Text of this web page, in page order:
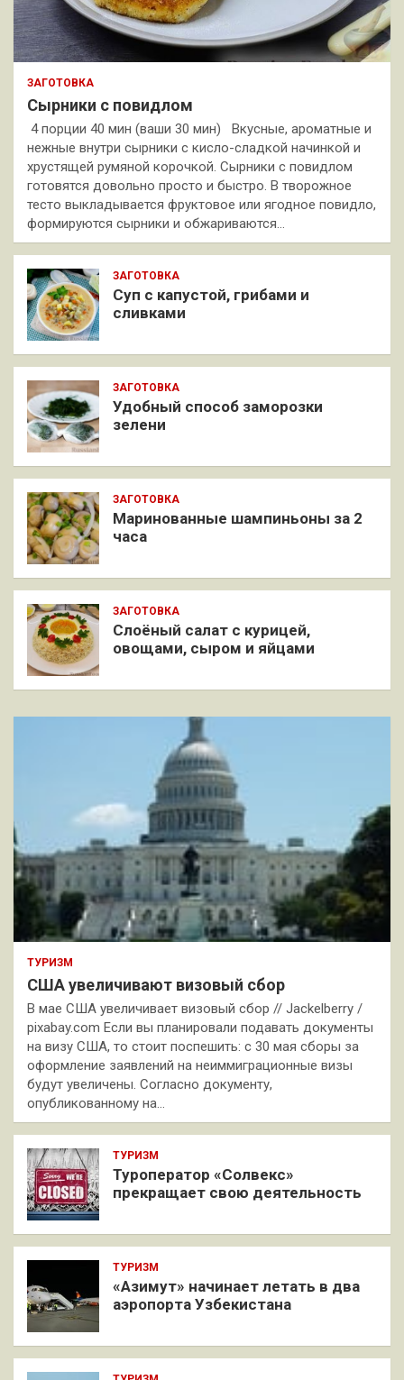
ЗАГОТОВКА
Сырники с повидлом
4 порции 40 мин (ваши 30 мин) Вкусные, ароматные и
нежные внутри сырники с кисло-сладкой начинкой и
хрустящей румяной корочкой. Сырники с повидлом
готовятся довольно просто и быстро. В творожное
тесто выкладывается фруктовое или ягодное повидло,
формируются сырники и обжариваются…
ЗАГОТОВКА
Суп с капустой, грибами и
сливками
ЗАГОТОВКА
Удобный способ заморозки
зелени
ЗАГОТОВКА
Маринованные шампиньоны за 2
часа
ЗАГОТОВКА
Слоёный салат с курицей,
овощами, сыром и яйцами
ТУРИЗМ
США увеличивают визовый сбор
В мае США увеличивает визовый сбор // Jackelberry /
pixabay.com Если вы планировали подавать документы
на визу США, то стоит поспешить: с 30 мая сборы за
оформление заявлений на неиммиграционные визы
будут увеличены. Согласно документу,
опубликованному на…
ТУРИЗМ
Туроператор «Солвекс»
прекращает свою деятельность
ТУРИЗМ
«Азимут» начинает летать в два
аэропорта Узбекистана